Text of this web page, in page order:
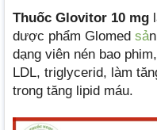
Thuốc Glovitor 10 mg
dược phẩm Glomed sả
dạng viên nén bao
LDL, triglycerid, làm
trong tăng lipid máu.